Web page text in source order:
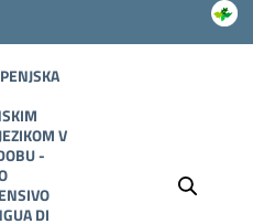
V
-
DI